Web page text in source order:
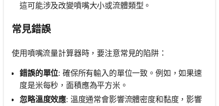
這可能涉及改變噴嘴大小或流體類型。
常見錯誤
使用噴嘴流量計算器時，要注意常見的陷阱：
錯誤的單位: 確保所有輸入的單位一致。例如，如果速
度是米每秒，面積應為平方米。
忽略溫度效應: 溫度通常會影響流體密度和黏度，影響